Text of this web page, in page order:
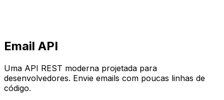
Email API
Uma API REST moderna projetada para
desenvolvedores. Envie emails com poucas linhas de
código.